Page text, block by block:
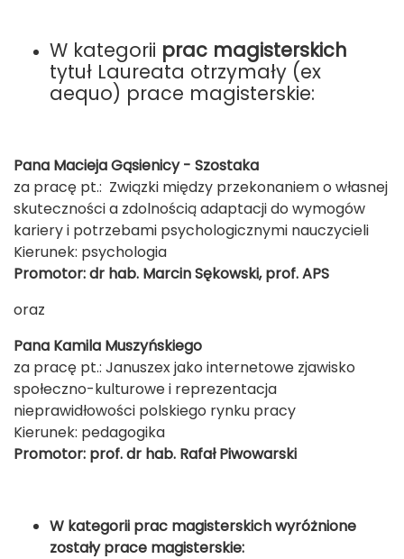
W kategorii prac magisterskich
tytuł Laureata otrzymały (ex
aequo) prace magisterskie:
Pana Macieja Gąsienicy - Szostaka
za pracę pt.: Związki między przekonaniem o własnej
skuteczności a zdolnością adaptacji do wymogów
kariery i potrzebami psychologicznymi nauczycieli
Kierunek: psychologia
Promotor: dr hab. Marcin Sękowski, prof. APS
oraz
Pana Kamila Muszyńskiego
za pracę pt.: Januszex jako internetowe zjawisko
społeczno-kulturowe i reprezentacja
nieprawidłowości polskiego rynku pracy
Kierunek: pedagogika
Promotor: prof. dr hab. Rafał Piwowarski
W kategorii prac magisterskich wyróżnione
zostały prace magisterskie: